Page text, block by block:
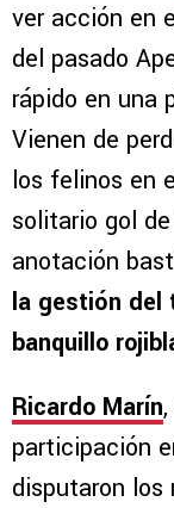
ver acción en
del pasado
rápido en una
Vienen de
los felinos en
solitario gol de
anotación
la gestión del
banquillo
Ricardo Marín
participación
disputaron los